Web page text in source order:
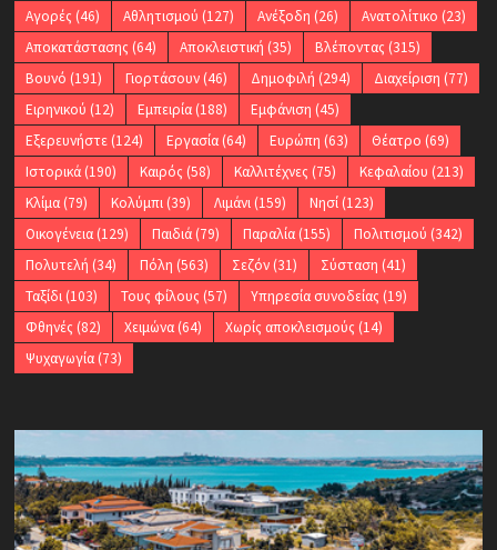
Αγορές (46) Αθλητισμού (127) Ανέξοδη (26) Ανατολίτικο (23)
Αποκατάστασης (64) Αποκλειστική (35) Βλέποντας (315)
Βουνό (191) Γιορτάσουν(46) Δημοφιλή (294) Διαχείριση (77)
Ειρηνικού (12) Εμπειρία(188) Εμφάνιση (45)
Εξερευνήστε(124) Εργασία(64) Ευρώπη (63) Θέατρο (69)
Ιστορικά(190) Καιρός (58) Καλλιτέχνες (75) Κεφαλαίου (213)
Κλίμα(79) Κολύμπι(39) Λιμάνι(159) Νησί(123)
Οικογένεια(129) Παιδιά(79) Παραλία(155) Πολιτισμού (342)
Πολυτελή (34) Πόλη (563) Σεζόν(31) Σύσταση (41)
Ταξίδι(103) Τους φίλους (57) Υπηρεσία συνοδείας (19)
Φθηνές (82) Χειμώνα(64) Χωρίς αποκλεισμούς (14)
Ψυχαγωγία(73)